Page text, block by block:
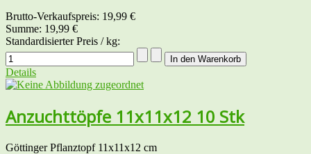
Brutto-Verkaufspreis: 19,99 €
Summe: 19,99 €
Standardisierter Preis / kg:
Details
Anzuchttöpfe 11x11x12 10 Stk
Göttinger Pflanztopf 11x11x12 cm